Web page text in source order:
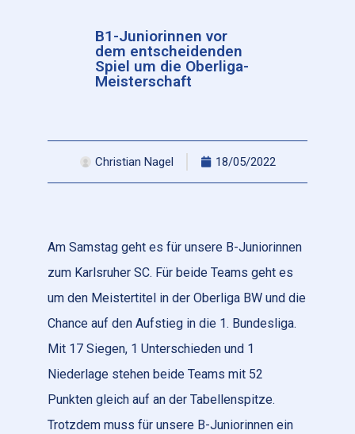
B1-Juniorinnen vor
dem entscheidenden
Spiel um die Oberliga-
Meisterschaft
Christian Nagel 18/05/2022
Am Samstag geht es für unsere B-Juniorinnen
zum Karlsruher SC. Für beide Teams geht es
um den Meistertitel in der Oberliga BW und die
Chance auf den Aufstieg in die 1. Bundesliga.
Mit 17 Siegen, 1 Unterschieden und 1
Niederlage stehen beide Teams mit 52
Punkten gleich auf an der Tabellenspitze.
Trotzdem muss für unsere B-Juniorinnen ein